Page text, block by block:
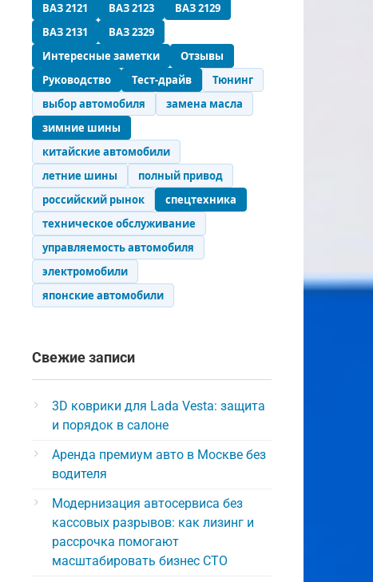
ВАЗ 2121
ВАЗ 2123
ВАЗ 2129
ВАЗ 2131
ВАЗ 2329
Интересные заметки
Отзывы
Руководство
Тест-драйв
Тюнинг
выбор автомобиля
замена масла
зимние шины
китайские автомобили
летние шины
полный привод
российский рынок
спецтехника
техническое обслуживание
управляемость автомобиля
электромобили
японские автомобили
Свежие записи
3D коврики для Lada Vesta: защита
и порядок в салоне
Аренда премиум авто в Москве без
водителя
Модернизация автосервиса без
кассовых разрывов: как лизинг и
рассрочка помогают
масштабировать бизнес СТО